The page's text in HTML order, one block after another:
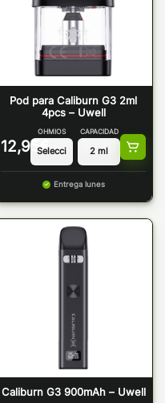
Pod para Caliburn G3 2ml
4pcs – Uwell
12,95€
OHMIOS CAPACIDAD
Entrega lunes
Caliburn G3 900mAh – Uwell